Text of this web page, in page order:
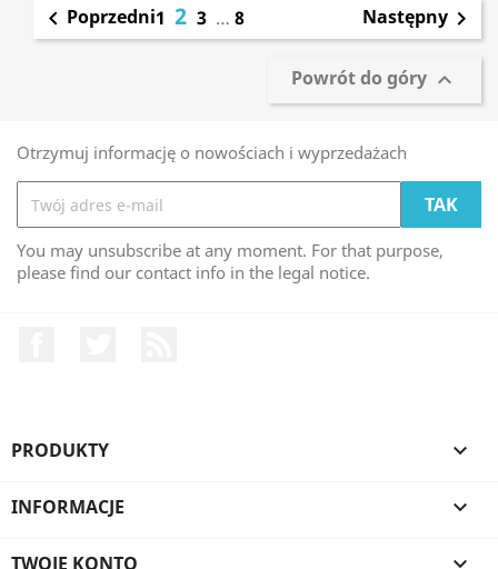
 Poprzedni1 2 3 … 8 Następny 
Powrót do góry 
Otrzymuj informację o nowościach i wyprzedażach
You may unsubscribe at any moment. For that purpose,
please find our contact info in the legal notice.
PRODUKTY 
INFORMACJE 
TWOJE KONTO